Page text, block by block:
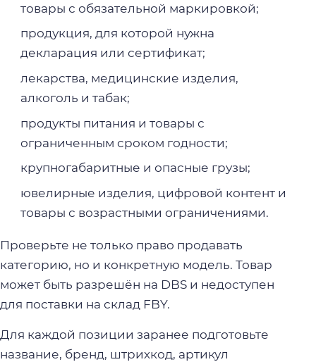
товары с обязательной маркировкой;
продукция, для которой нужна
декларация или сертификат;
лекарства, медицинские изделия,
алкоголь и табак;
продукты питания и товары с
ограниченным сроком годности;
крупногабаритные и опасные грузы;
ювелирные изделия, цифровой контент и
товары с возрастными ограничениями.
Проверьте не только право продавать
категорию, но и конкретную модель. Товар
может быть разрешён на DBS и недоступен
для поставки на склад FBY.
Для каждой позиции заранее подготовьте
название, бренд, штрихкод, артикул